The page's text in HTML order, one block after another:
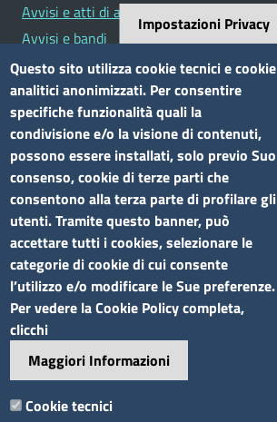
Avvisi e atti di altre Amministrazioni
Avvisi e bandi
Bandi di concorso
Siti tematici
Elenco siti tematici
Seguici su
Sito web
Accesso riservato
Mappa del sito
Footer
Feed RSS
Impostazioni Privacy
Questo sito utilizza cookie tecnici e cookie
analitici anonimizzati. Per consentire
specifiche funzionalità quali la
condivisione e/o la visione di contenuti,
possono essere installati, solo previo Suo
consenso, cookie di terze parti che
consentono alla terza parte di profilare gli
utenti. Tramite questo banner, può
accettare tutti i cookies, selezionare le
categorie di cookie di cui consente
l’utilizzo e/o modificare le Sue preferenze.
Per vedere la Cookie Policy completa,
clicchi
Maggiori Informazioni
Cookie tecnici